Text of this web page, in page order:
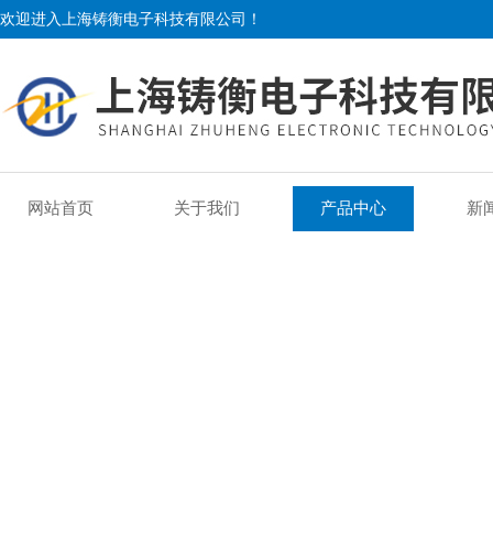
欢迎进入上海铸衡电子科技有限公司！
网站首页 关于我们 产品中心 新